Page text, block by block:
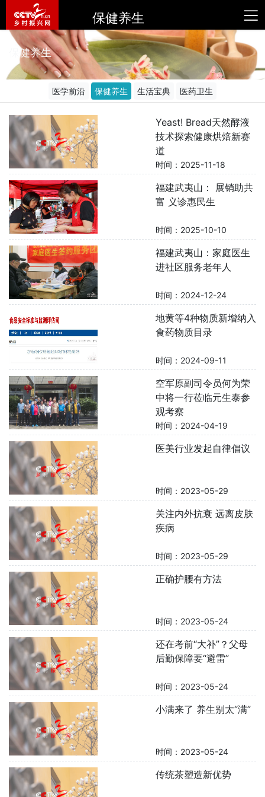
保健养生
保健养生
医学前沿 保健养生 生活宝典 医药卫生
Yeast! Bread天然酵液
技术探索健康烘焙新赛
道
时间：2025-11-18
福建武夷山： 展销助共
富 义诊惠民生
时间：2025-10-10
福建武夷山：家庭医生
进社区服务老年人
时间：2024-12-24
地黄等4种物质新增纳入
食药物质目录
时间：2024-09-11
空军原副司令员何为荣
中将一行莅临元生泰参
观考察
时间：2024-04-19
医美行业发起自律倡议
时间：2023-05-29
关注内外抗衰 远离皮肤
疾病
时间：2023-05-29
正确护腰有方法
时间：2023-05-24
还在考前“大补”？父母
后勤保障要“避雷”
时间：2023-05-24
小满来了 养生别太“满”
时间：2023-05-24
传统茶塑造新优势